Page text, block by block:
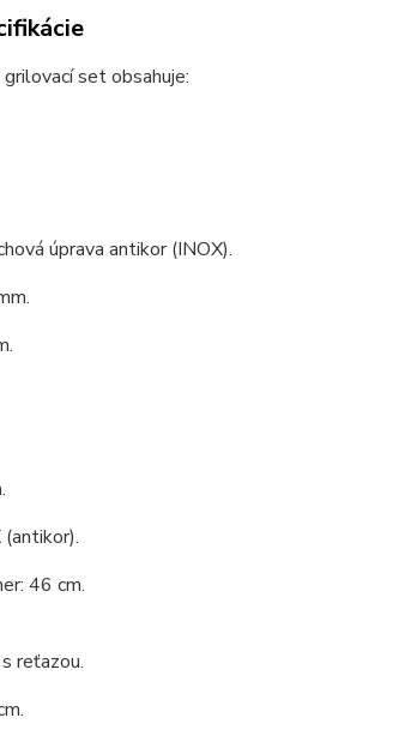
set obsahuje:
úprava antikor (INOX).
46 cm.
reťazou.